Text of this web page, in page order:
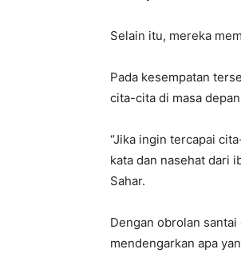
Selain itu, mereka
Pada kesempatan
cita-cita di masa
“Jika ingin tercapai
kata dan nasehat dari
Sahar.
Dengan obrolan
mendengarkan apa